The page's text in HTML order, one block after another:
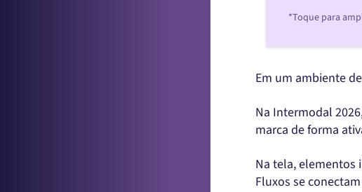
*Toque para
Em um ambiente
Na Intermodal
marca de forma
Na tela,
Fluxos se